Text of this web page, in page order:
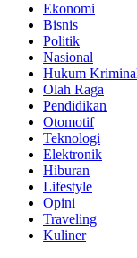
Ekonomi
Bisnis
Politik
Nasional
Hukum
Olah Raga
Pendidikan
Otomotif
Teknologi
Elektronik
Hiburan
Lifestyle
Opini
Traveling
Kuliner